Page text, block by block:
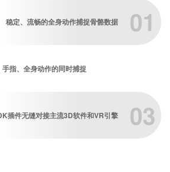
稳定、流畅的全身动作捕捉骨骼数据
01
指、全身动作的同时捕捉
插件无缝对接主流3D软件和VR引擎 03